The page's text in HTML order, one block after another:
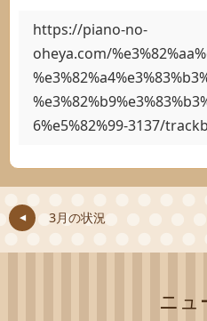
https://piano-no-
oheya.com/
6%e5%82%99-3137/
3月の状況
ニュ